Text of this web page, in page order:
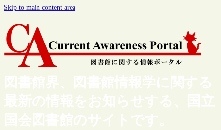
Skip to main content area
図書館界、図書館情報学に関する
最新の情報をお知らせする、国立
国会図書館のサイトです。